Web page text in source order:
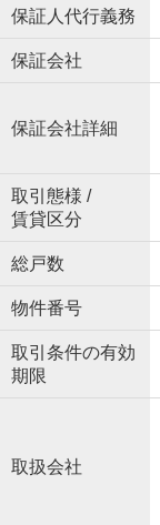
保証人代行義務
保証会社
保証会社詳細
取引態様 /
賃貸区分
総戸数
物件番号
取引条件の有効
期限
取扱会社